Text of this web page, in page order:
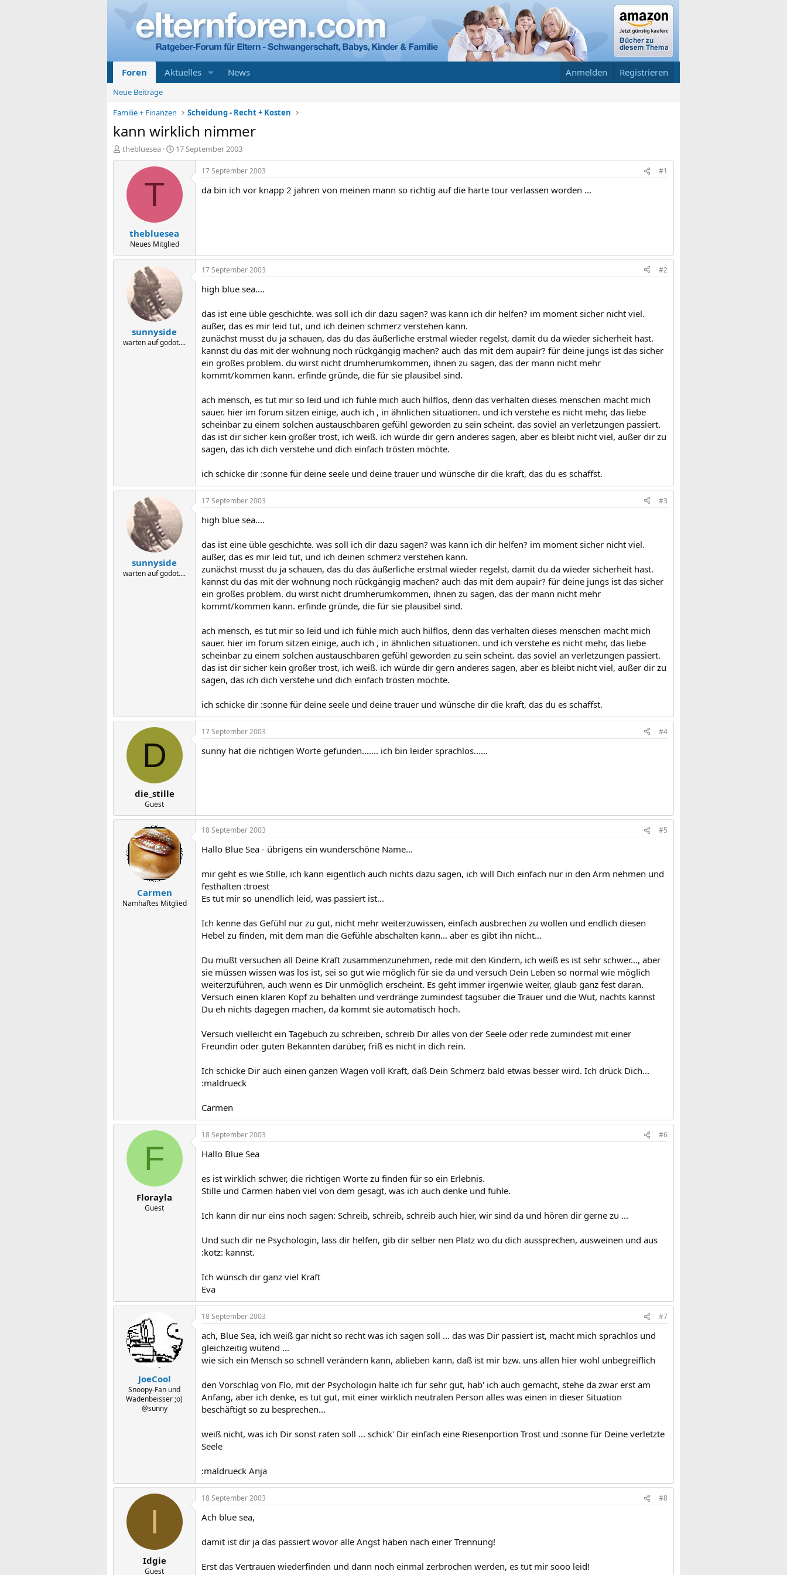
Foren Aktuelles News Anmelden Registrieren
Neue Beiträge
Familie + Finanzen
Scheidung - Recht + Kosten
kann wirklich nimmer
E
r
thebluesea
E
r
t
l
a
m
17 September 2003
T
thebluesea
Neues Mitglied
17 September 2003 #1
da bin ich vor knapp 2 jahren von meinen mann so richtig auf die harte tour verlassen worden ...
sunnyside
warten auf godot....
17 September 2003 #2
high blue sea....
das ist eine üble geschichte. was soll ich dir dazu sagen? was kann ich dir helfen? im moment sicher nicht viel.
außer, das es mir leid tut, und ich deinen schmerz verstehen kann.
zunächst musst du ja schauen, das du das äußerliche erstmal wieder regelst, damit du da wieder sicherheit hast.
kannst du das mit der wohnung noch rückgängig machen? auch das mit dem aupair? für deine jungs ist das sicher
ein großes problem. du wirst nicht drumherumkommen, ihnen zu sagen, das der mann nicht mehr
kommt/kommen kann. erfinde gründe, die für sie plausibel sind.
ach mensch, es tut mir so leid und ich fühle mich auch hilflos, denn das verhalten dieses menschen macht mich
sauer. hier im forum sitzen einige, auch ich , in ähnlichen situationen. und ich verstehe es nicht mehr, das liebe
scheinbar zu einem solchen austauschbaren gefühl geworden zu sein scheint. das soviel an verletzungen passiert.
das ist dir sicher kein großer trost, ich weiß. ich würde dir gern anderes sagen, aber es bleibt nicht viel, außer dir zu
sagen, das ich dich verstehe und dich einfach trösten möchte.
ich schicke dir :sonne für deine seele und deine trauer und wünsche dir die kraft, das du es schaffst.
sunnyside
warten auf godot....
17 September 2003 #3
high blue sea....
das ist eine üble geschichte. was soll ich dir dazu sagen? was kann ich dir helfen? im moment sicher nicht viel.
außer, das es mir leid tut, und ich deinen schmerz verstehen kann.
zunächst musst du ja schauen, das du das äußerliche erstmal wieder regelst, damit du da wieder sicherheit hast.
kannst du das mit der wohnung noch rückgängig machen? auch das mit dem aupair? für deine jungs ist das sicher
ein großes problem. du wirst nicht drumherumkommen, ihnen zu sagen, das der mann nicht mehr
kommt/kommen kann. erfinde gründe, die für sie plausibel sind.
ach mensch, es tut mir so leid und ich fühle mich auch hilflos, denn das verhalten dieses menschen macht mich
sauer. hier im forum sitzen einige, auch ich , in ähnlichen situationen. und ich verstehe es nicht mehr, das liebe
scheinbar zu einem solchen austauschbaren gefühl geworden zu sein scheint. das soviel an verletzungen passiert.
das ist dir sicher kein großer trost, ich weiß. ich würde dir gern anderes sagen, aber es bleibt nicht viel, außer dir zu
sagen, das ich dich verstehe und dich einfach trösten möchte.
ich schicke dir :sonne für deine seele und deine trauer und wünsche dir die kraft, das du es schaffst.
D
die_stille
Guest
17 September 2003 #4
sunny hat die richtigen Worte gefunden....... ich bin leider sprachlos......
Carmen
Namhaftes Mitglied
18 September 2003 #5
Hallo Blue Sea - übrigens ein wunderschöne Name...
mir geht es wie Stille, ich kann eigentlich auch nichts dazu sagen, ich will Dich einfach nur in den Arm nehmen und
festhalten :troest
Es tut mir so unendlich leid, was passiert ist...
Ich kenne das Gefühl nur zu gut, nicht mehr weiterzuwissen, einfach ausbrechen zu wollen und endlich diesen
Hebel zu finden, mit dem man die Gefühle abschalten kann... aber es gibt ihn nicht...
Du mußt versuchen all Deine Kraft zusammenzunehmen, rede mit den Kindern, ich weiß es ist sehr schwer..., aber
sie müssen wissen was los ist, sei so gut wie möglich für sie da und versuch Dein Leben so normal wie möglich
weiterzuführen, auch wenn es Dir unmöglich erscheint. Es geht immer irgenwie weiter, glaub ganz fest daran.
Versuch einen klaren Kopf zu behalten und verdränge zumindest tagsüber die Trauer und die Wut, nachts kannst
Du eh nichts dagegen machen, da kommt sie automatisch hoch.
Versuch vielleicht ein Tagebuch zu schreiben, schreib Dir alles von der Seele oder rede zumindest mit einer
Freundin oder guten Bekannten darüber, friß es nicht in dich rein.
Ich schicke Dir auch einen ganzen Wagen voll Kraft, daß Dein Schmerz bald etwas besser wird. Ich drück Dich...
:maldrueck
Carmen
F
Florayla
Guest
18 September 2003 #6
Hallo Blue Sea
es ist wirklich schwer, die richtigen Worte zu finden für so ein Erlebnis.
Stille und Carmen haben viel von dem gesagt, was ich auch denke und fühle.
Ich kann dir nur eins noch sagen: Schreib, schreib, schreib auch hier, wir sind da und hören dir gerne zu ...
Und such dir ne Psychologin, lass dir helfen, gib dir selber nen Platz wo du dich aussprechen, ausweinen und aus
:kotz: kannst.
Ich wünsch dir ganz viel Kraft
Eva
JoeCool
Snoopy-Fan und
Wadenbeisser ;o)
@sunny
18 September 2003 #7
ach, Blue Sea, ich weiß gar nicht so recht was ich sagen soll ... das was Dir passiert ist, macht mich sprachlos und
gleichzeitig wütend ...
wie sich ein Mensch so schnell verändern kann, ablieben kann, daß ist mir bzw. uns allen hier wohl unbegreiflich
den Vorschlag von Flo, mit der Psychologin halte ich für sehr gut, hab' ich auch gemacht, stehe da zwar erst am
Anfang, aber ich denke, es tut gut, mit einer wirklich neutralen Person alles was einen in dieser Situation
beschäftigt so zu besprechen...
weiß nicht, was ich Dir sonst raten soll ... schick' Dir einfach eine Riesenportion Trost und :sonne für Deine verletzte
Seele
:maldrueck Anja
I
Idgie
Guest
18 September 2003 #8
Ach blue sea,
damit ist dir ja das passiert wovor alle Angst haben nach einer Trennung!
Erst das Vertrauen wiederfinden und dann noch einmal zerbrochen werden, es tut mir sooo leid!